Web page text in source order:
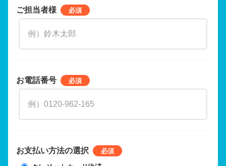
ご担当者様
お電話番号
お支払い方法の選択